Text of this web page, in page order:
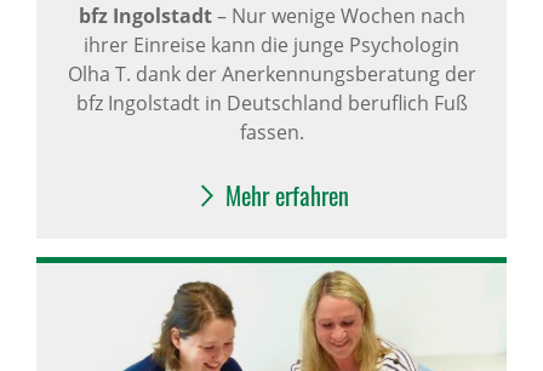
bfz Ingolstadt–Nur wenige Wochen nach
ihrer Einreise kann die junge Psychologin
Olha T. dank der Anerkennungsberatung der
bfz Ingolstadt in Deutschland beruflich Fuß
fassen.
Mehr erfahren